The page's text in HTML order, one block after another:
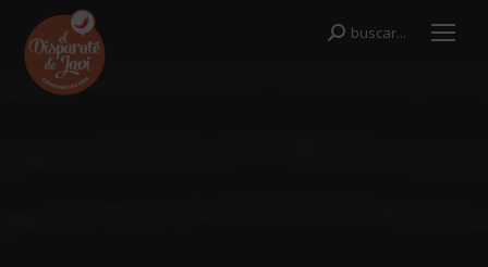
Buscar:
buscar...